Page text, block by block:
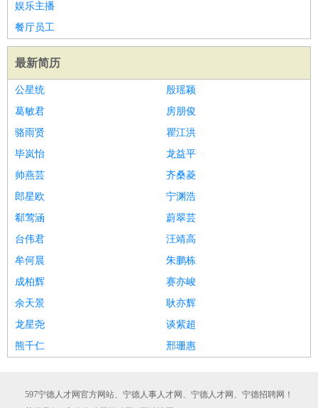
娱乐主播
餐厅员工
最新简历
公星统
殷瑶颖
葛敏君
房朋俊
骆雨贤
瞿江洪
毕岚怡
龙益平
帅燕芸
齐桑菱
郎星欧
宁渊浩
郗莺涵
蔚翠芸
台伟君
汪靖高
牟何晨
朱鹏栋
成柏辉
赛亦峻
余天景
耿亦辉
龙星尧
谈紫超
熊千仁
邢珊惠
597宁德人才网官方网站、宁德人事人才网、宁德人才网、宁德招聘网！